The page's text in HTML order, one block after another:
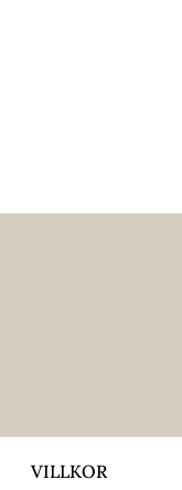
VILLKOR